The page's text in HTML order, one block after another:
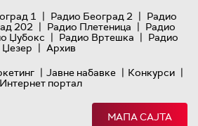
1 | Радио Београд 2 | Радио
202 | Радио Плетеница | Радио
Џубокс | Радио Вртешка | Радио
Џезер | Архив
| Јавне набавке | Конкурси |
Интернет портал
МАПА САЈТА